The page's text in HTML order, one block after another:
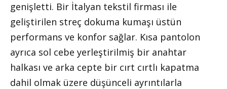
genişletti. Bir İtalyan tekstil firması ile
geliştirilen streç dokuma kumaşı üstün
performans ve konfor sağlar. Kısa pantolon
ayrıca sol cebe yerleştirilmiş bir anahtar
halkası ve arka cepte bir cırt cırtlı kapatma
dahil olmak üzere düşünceli ayrıntılarla